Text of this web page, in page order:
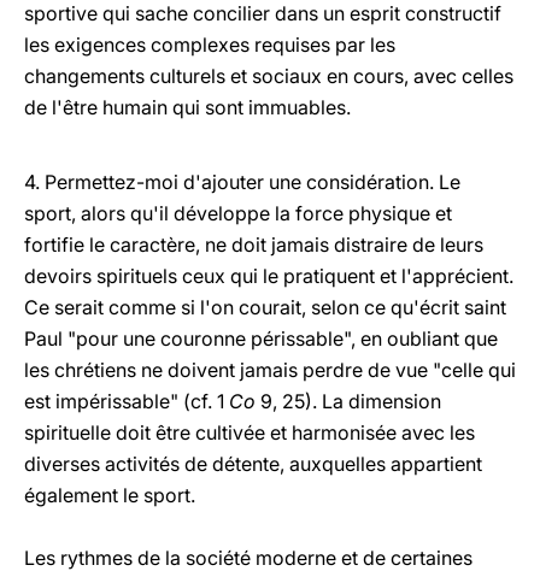
sportive qui sache concilier dans un esprit constructif
les exigences complexes requises par les
changements culturels et sociaux en cours, avec celles
de l'être humain qui sont immuables.
4. Permettez-moi d'ajouter une considération. Le
sport, alors qu'il développe la force physique et
fortifie le caractère, ne doit jamais distraire de leurs
devoirs spirituels ceux qui le pratiquent et l'apprécient.
Ce serait comme si l'on courait, selon ce qu'écrit saint
Paul "pour une couronne périssable", en oubliant que
les chrétiens ne doivent jamais perdre de vue "celle qui
est impérissable" (cf. 1 Co 9, 25). La dimension
spirituelle doit être cultivée et harmonisée avec les
diverses activités de détente, auxquelles appartient
également le sport.
Les rythmes de la société moderne et de certaines